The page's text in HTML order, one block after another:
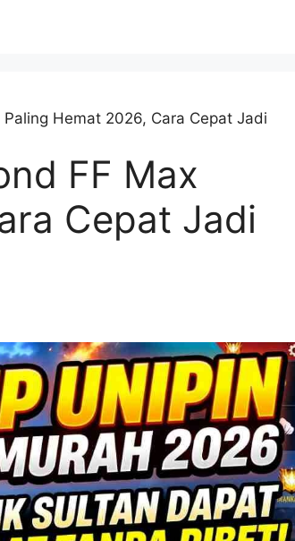
Hemat 2026, Cara Cepat Jadi
FF Max
Cepat Jadi